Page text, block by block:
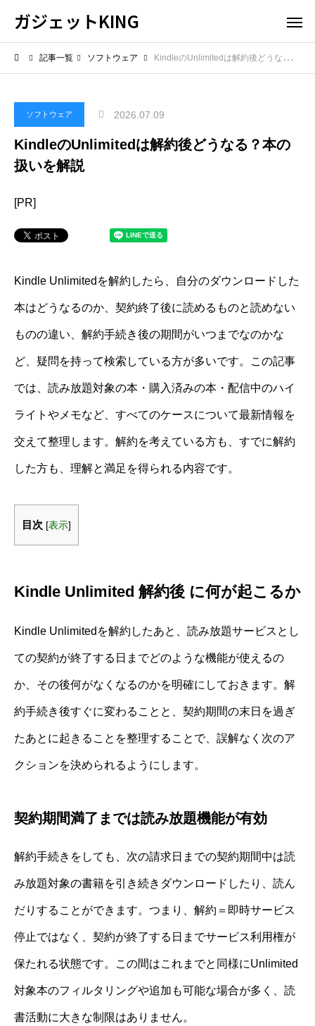
ガジェットKING
記事一覧 ソフトウェア KindleのUnlimitedは解約後どうなる？本の扱いを解説
ソフトウェア 2026.07.09
KindleのUnlimitedは解約後どうなる？本の
扱いを解説
[PR]
Kindle Unlimitedを解約したら、自分のダウンロードした
本はどうなるのか、契約終了後に読めるものと読めない
ものの違い、解約手続き後の期間がいつまでなのかな
ど、疑問を持って検索している方が多いです。この記事
では、読み放題対象の本・購入済みの本・配信中のハイ
ライトやメモなど、すべてのケースについて最新情報を
交えて整理します。解約を考えている方も、すでに解約
した方も、理解と満足を得られる内容です。
目次 [表示]
Kindle Unlimited 解約後 に何が起こるか
Kindle Unlimitedを解約したあと、読み放題サービスとし
ての契約が終了する日までどのような機能が使えるの
か、その後何がなくなるのかを明確にしておきます。解
約手続き後すぐに変わることと、契約期間の末日を過ぎ
たあとに起きることを整理することで、誤解なく次のア
クションを決められるようにします。
契約期間満了までは読み放題機能が有効
解約手続きをしても、次の請求日までの契約期間中は読
み放題対象の書籍を引き続きダウンロードしたり、読ん
だりすることができます。つまり、解約＝即時サービス
停止ではなく、契約が終了する日までサービス利用権が
保たれる状態です。この間はこれまでと同様にUnlimited
対象本のフィルタリングや追加も可能な場合が多く、読
書活動に大きな制限はありません。